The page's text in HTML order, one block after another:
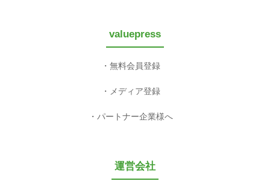
valuepress
無料会員登録
メディア登録
パートナー企業様へ
運営会社